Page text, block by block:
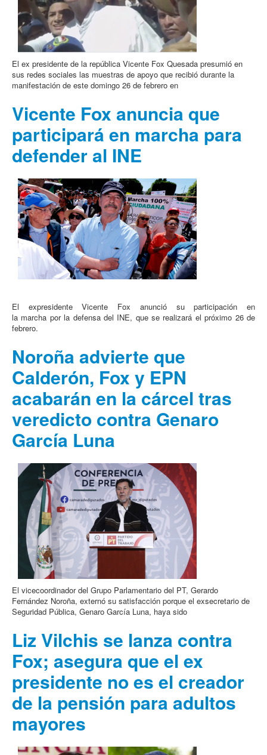
El ex presidente de la república Vicente Fox Quesada presumió en
sus redes sociales las muestras de apoyo que recibió durante la
manifestación de este domingo 26 de febrero en
Vicente Fox anuncia que
participará en marcha para
defender al INE
El expresidente Vicente Fox anunció su participación en
la marcha por la defensa del INE, que se realizará el próximo 26 de
febrero.
Noroña advierte que
Calderón, Fox y EPN
acabarán en la cárcel tras
veredicto contra Genaro
García Luna
El vicecoordinador del Grupo Parlamentario del PT, Gerardo
Fernández Noroña, externó su satisfacción porque el exsecretario de
Seguridad Pública, Genaro García Luna, haya sido
Liz Vilchis se lanza contra
Fox; asegura que el ex
presidente no es el creador
de la pensión para adultos
mayores